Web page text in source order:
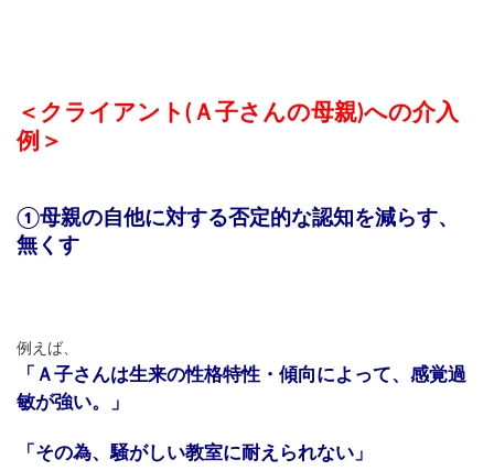
＜クライアント(Ａ子さんの母親)への介入
例＞
①母親の自他に対する否定的な認知を減らす、
無くす
例えば、
「Ａ子さんは生来の性格特性・傾向によって、感覚過
敏が強い。」
「その為、騒がしい教室に耐えられない」